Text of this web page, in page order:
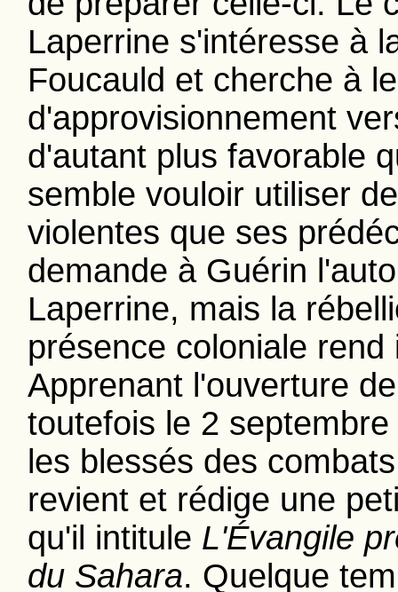
Laperrine s'intéresse à
Foucauld et cherche à
d'approvisionnement
d'autant plus favorable
semble vouloir utiliser
violentes que ses
demande à Guérin
Laperrine, mais la
présence coloniale
Apprenant l'ouverture
toutefois le 2
les blessés des
revient et rédige une
qu'il intitule L'Évangile
du Sahara. Quelque